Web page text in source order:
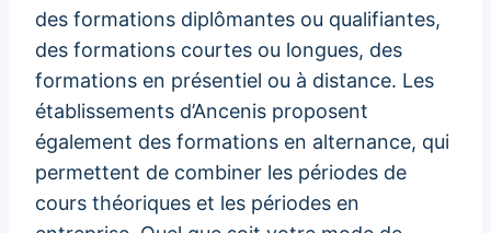
des formations diplômantes ou qualifiantes,
des formations courtes ou longues, des
formations en présentiel ou à distance. Les
établissements d’Ancenis proposent
également des formations en alternance, qui
permettent de combiner les périodes de
cours théoriques et les périodes en